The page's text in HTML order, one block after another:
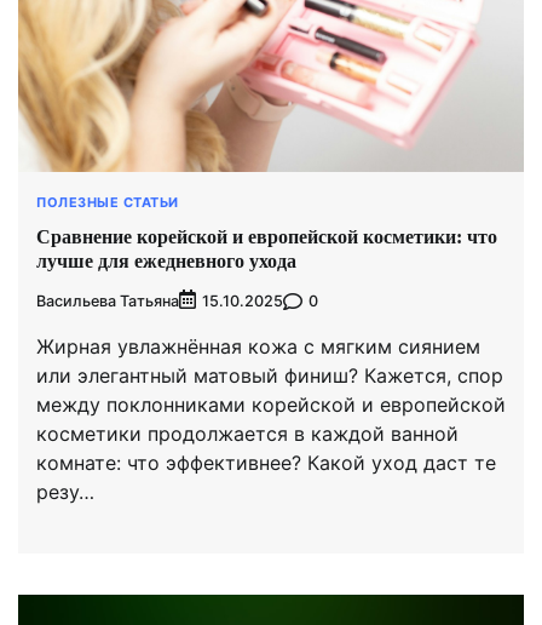
ПОЛЕЗНЫЕ СТАТЬИ
Сравнение корейской и европейской косметики: что
лучше для ежедневного ухода
Васильева Татьяна 15.10.2025 0
Жирная увлажнённая кожа с мягким сиянием
или элегантный матовый финиш? Кажется, спор
между поклонниками корейской и европейской
косметики продолжается в каждой ванной
комнате: что эффективнее? Какой уход даст те
резу…